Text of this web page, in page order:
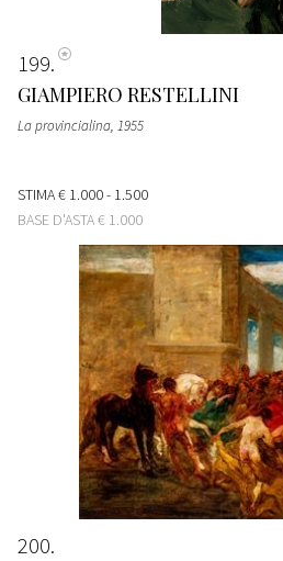
199
GIAMPIERO RESTELLINI
La provincialina, 1955
STIMA€ 1.000 - 1.500
BASE D'ASTA€ 1.000
200